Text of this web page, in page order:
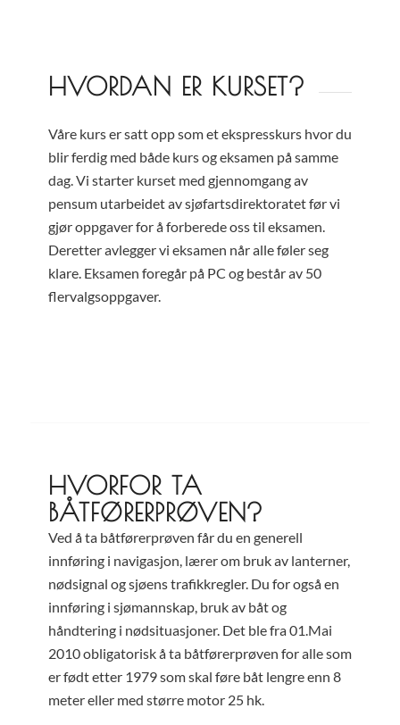
HVORDAN ER KURSET?
Våre kurs er satt opp som et ekspresskurs hvor du
blir ferdig med både kurs og eksamen på samme
dag. Vi starter kurset med gjennomgang av
pensum utarbeidet av sjøfartsdirektoratet før vi
gjør oppgaver for å forberede oss til eksamen.
Deretter avlegger vi eksamen når alle føler seg
klare. Eksamen foregår på PC og består av 50
flervalgsoppgaver.
HVORFOR TA
BÅTFØRERPRØVEN?
Ved å ta båtførerprøven får du en generell
innføring i navigasjon, lærer om bruk av lanterner,
nødsignal og sjøens trafikkregler. Du for også en
innføring i sjømannskap, bruk av båt og
håndtering i nødsituasjoner. Det ble fra 01.Mai
2010 obligatorisk å ta båtførerprøven for alle som
er født etter 1979 som skal føre båt lengre enn 8
meter eller med større motor 25 hk.